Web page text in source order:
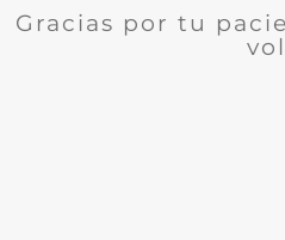
Gracias por tu